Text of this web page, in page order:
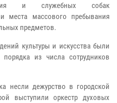
и служебных собак
места массового пребывания
предметов.
культуры и искусства были
из числа сотрудников
несли дежурство в городской
выступили оркестр духовых